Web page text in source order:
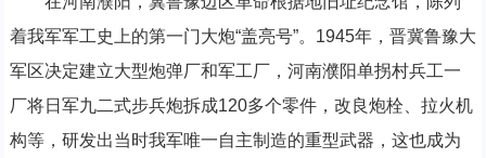
着我军军工史上的第一门大炮“盖亮号”。1945年，晋冀鲁豫大
军区决定建立大型炮弹厂和军工厂，河南濮阳单拐村兵工一
厂将日军九二式步兵炮拆成120多个零件，改良炮栓、拉火机
构等，研发出当时我军唯一自主制造的重型武器，这也成为